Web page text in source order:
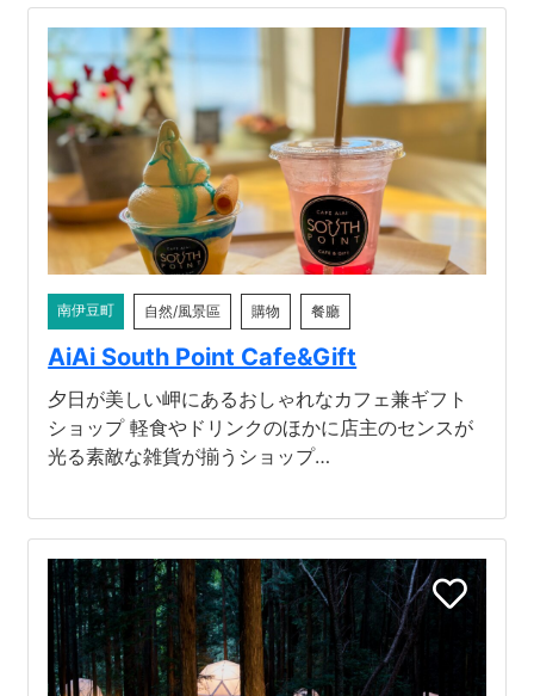
南伊豆町 自然/風景區 購物 餐廳
AiAi South Point Cafe&Gift
夕日が美しい岬にあるおしゃれなカフェ兼ギフト
ショップ 軽食やドリンクのほかに店主のセンスが
光る素敵な雑貨が揃うショップ…